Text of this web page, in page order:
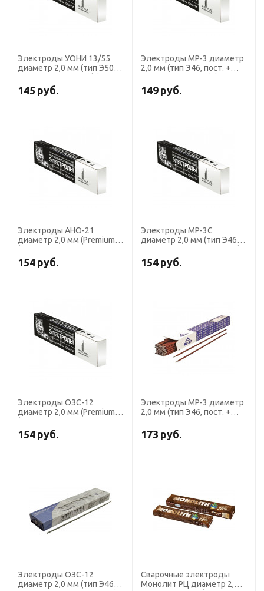
Электроды УОНИ 13/55
диаметр 2,0 мм (тип Э50А,
1 кг, БАРС)
145 руб.
Электроды МР-3 диаметр
2,0 мм (тип Э46, пост. +
кг, БАРС)
149 руб.
Электроды АНО-21
диаметр 2,0 мм (Premium),
ток, рутил) (пачка 1 кг,
БАРС)
154 руб.
Электроды МР-3С
диаметр 2,0 мм (тип Э46,
(пачка 1 кг, БАРС)
154 руб.
Электроды ОЗС-12
диаметр 2,0 мм (Premium),
ток, рутил) (пачка 1 кг,
БАРС)
154 руб.
Электроды МР-3 диаметр
2,0 мм (тип Э46, пост. +
кг, ЛЭЗ)
173 руб.
Электроды ОЗС-12
диаметр 2,0 мм (тип Э46,
Сварочные электроды
Монолит РЦ диаметр 2,0